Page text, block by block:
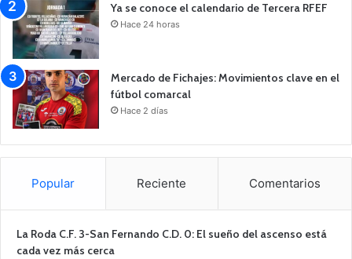
Ya se conoce el calendario de Tercera RFEF
Hace 24 horas
Mercado de Fichajes: Movimientos clave en el
fútbol comarcal
Hace 2 días
Popular Reciente Comentarios
La Roda C.F. 3-San Fernando C.D. 0: El sueño del ascenso está
cada vez más cerca